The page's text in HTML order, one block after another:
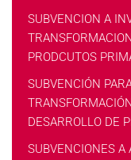
SUBVENCION A
PRODCUTOS
SUBVENCIÓN
DESARROLLO DE
SUBVENCIONES A